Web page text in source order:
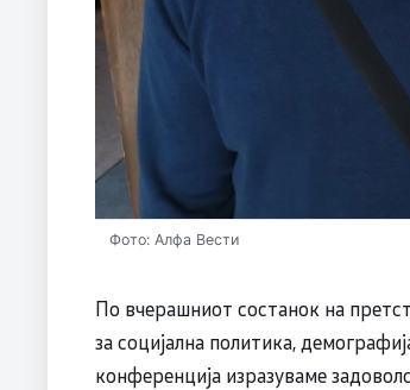
Фото: Алфа Вести
По вчерашниот состанок на
за социјална политика,
конференција изразуваме